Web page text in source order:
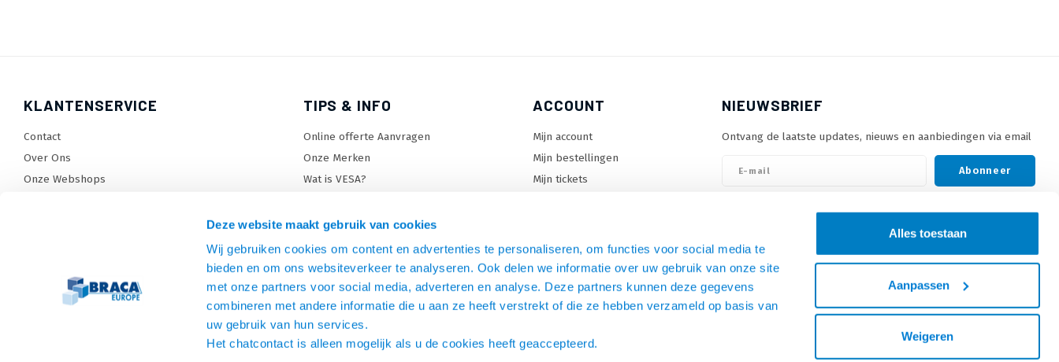
Deze website maakt gebruik van cookies
Wij gebruiken cookies om content en advertenties te personaliseren, om functies voor social media te
bieden en om ons websiteverkeer te analyseren. Ook delen we informatie over uw gebruik van onze site
met onze partners voor social media, adverteren en analyse. Deze partners kunnen deze gegevens
combineren met andere informatie die u aan ze heeft verstrekt of die ze hebben verzameld op basis van
uw gebruik van hun services.
Het chatcontact is alleen mogelijk als u de cookies heeft geaccepteerd.
Alles toestaan
Aanpassen
Weigeren
KLANTENSERVICE
Contact
Over Ons
Onze Webshops
Betaalmethoden en voorwaarden
Privacy policy
TIPS & INFO
Online offerte Aanvragen
Onze Merken
Wat is VESA?
TV standaard keuzehulp
TV lift keuzehulp
Monitorarm keuzehulp
SiteMap
ACCOUNT
Mijn account
Mijn bestellingen
Mijn tickets
NIEUWSBRIEF
Ontvang de laatste updates, nieuws en aanbiedingen via email
Abonneer